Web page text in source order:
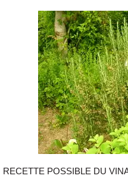
RECETTE POSSIBLE DU